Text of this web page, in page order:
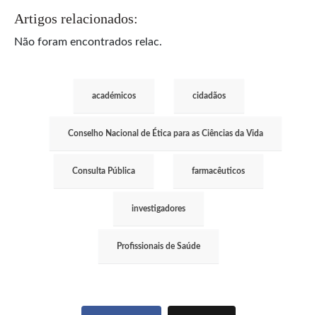
Artigos relacionados:
Não foram encontrados relac.
académicos cidadãos
Conselho Nacional de Ética para as Ciências da Vida
Consulta Pública farmacêuticos
investigadores
Profissionais de Saúde